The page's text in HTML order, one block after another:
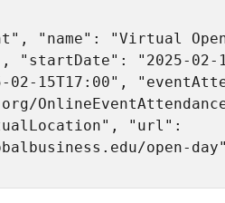
"name": "Virtual
"startDate": "2025-02-
02-15T17:00",
"url":
open-